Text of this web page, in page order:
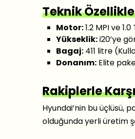
Teknik
Motor:1.2 MPI ve
Yükseklik:i20’ye
Bagaj: 411 litre
Donanım: Elite
Rakiplerle
Hyundai’nin bu üçlüsü,
olduğunda yerli üretim